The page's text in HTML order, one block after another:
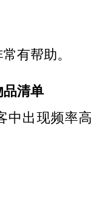
有帮助。
清单
中出现频率